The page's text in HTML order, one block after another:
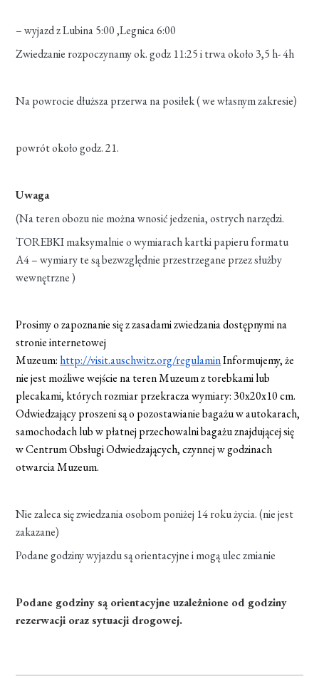
– wyjazd z Lubina 5:00 ,Legnica 6:00
Zwiedzanie rozpoczynamy ok. godz 11:25 i trwa około 3,5 h- 4h
Na powrocie dłuższa przerwa na posiłek ( we własnym zakresie)
powrót około godz. 21.
Uwaga
(Na teren obozu nie można wnosić jedzenia, ostrych narzędzi.
TOREBKI maksymalnie o wymiarach kartki papieru formatu
A4 – wymiary te są bezwzględnie przestrzegane przez służby
wewnętrzne )
Prosimy o zapoznanie się z zasadami zwiedzania dostępnymi na
stronie internetowej
Muzeum: http://visit.auschwitz.org/regulaminInformujemy, że
nie jest możliwe wejście na teren Muzeum z torebkami lub
plecakami, których rozmiar przekracza wymiary: 30x20x10 cm.
Odwiedzający proszeni są o pozostawianie bagażu w autokarach,
samochodach lub w płatnej przechowalni bagażu znajdującej się
w Centrum Obsługi Odwiedzających, czynnej w godzinach
otwarcia Muzeum.
Nie zaleca się zwiedzania osobom poniżej 14 roku życia. (nie jest
zakazane)
Podane godziny wyjazdu są orientacyjne i mogą ulec zmianie
Podane godziny są orientacyjne uzależnione od godziny
rezerwacji oraz sytuacji drogowej.